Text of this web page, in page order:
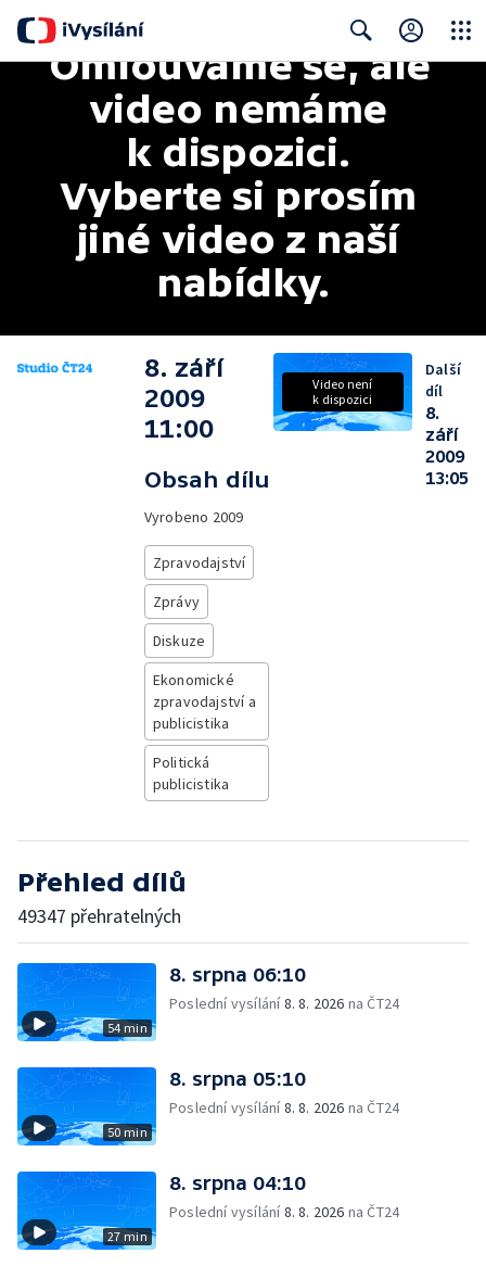
Search
Omlouváme se, ale
video nemáme
k dispozici.
Vyberte si prosím
jiné video z naší
nabídky.
8. září
2009
11:00
Obsah dílu
Vyrobeno 2009
Zpravodajství
Zprávy
Diskuze
Ekonomické
zpravodajství a
publicistika
Politická
publicistika
Video není
k dispozici
Další
díl
8.
září
2009
13:05
Přehled dílů
49347 přehratelných
54 min
8. srpna 06:10
Poslední vysílání8. 8. 2026 na ČT24
50 min
8. srpna 05:10
Poslední vysílání8. 8. 2026 na ČT24
27 min
8. srpna 04:10
Poslední vysílání8. 8. 2026 na ČT24